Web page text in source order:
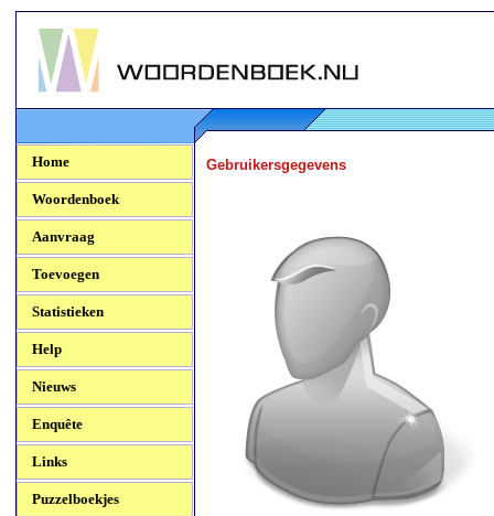
Woordenboek.NU
Home
Woordenboek
Aanvraag
Toevoegen
Statistieken
Help
Nieuws
Enquête
Links
Puzzelboekjes
Gebruikersgegevens